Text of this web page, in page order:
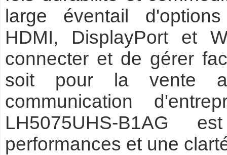
large éventail
HDMI, DisplayPort et
connecter et de gérer
soit pour la vente
communication
LH5075UHS-
performances et une